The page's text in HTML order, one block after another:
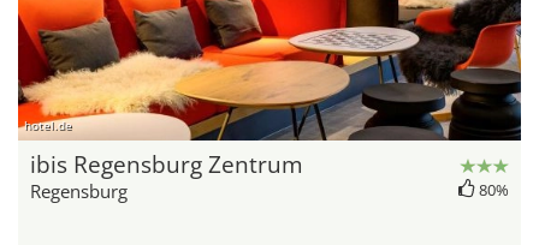
hotel.de
ibis Regensburg Zentrum
Regensburg 80%